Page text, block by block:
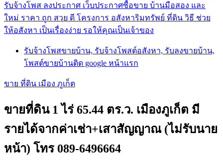
รับจ้างโพส ลงประกาศ เว็บประกาศซื้อขาย บ้านมือสอง และ
ใหม่ ราคา ถูก สวย ดี โครงการ อสังหาริมทรัพย์ ที่ดิน วิธี ช่วย
ให้อสังหา เป็นเรื่องง่าย รอให้คุณเป็นเจ้าของ
รับจ้างโพสขายบ้าน, รับจ้างโพสต์อสังหา, รับลงขายบ้าน,
โพสต์ขายบ้านติด google หน้าแรก
ขาย ที่ดิน เมือง ภูเก็ต
ขายที่ดิน 1 ไร่ 65.44 ตร.ว. เมืองภูเก็ต มี
รายได้จากค่าเช่า+เสาสัญญาณ (ไม่รับนาย
หน้า) โทร 089-6496664